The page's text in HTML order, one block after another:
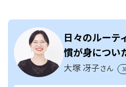
日々のルーテ
慣が身につい
大塚 冴子さん